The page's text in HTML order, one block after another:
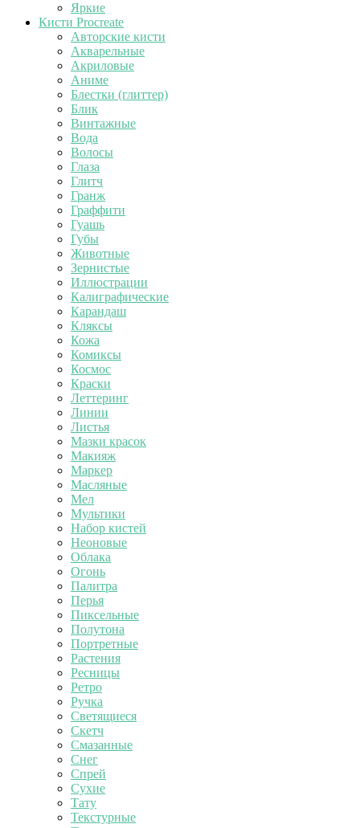
Яркие
Кисти Procreate
Авторские кисти
Акварельные
Акриловые
Аниме
Блестки (глиттер)
Блик
Винтажные
Вода
Волосы
Глаза
Глитч
Гранж
Граффити
Гуашь
Губы
Животные
Зернистые
Иллюстрации
Калиграфические
Карандаш
Кляксы
Кожа
Комиксы
Космос
Краски
Леттеринг
Линии
Листья
Мазки красок
Макияж
Маркер
Масляные
Мел
Мультики
Набор кистей
Неоновые
Облака
Огонь
Палитра
Перья
Пиксельные
Полутона
Портретные
Растения
Ресницы
Ретро
Ручка
Светящиеся
Скетч
Смазанные
Снег
Спрей
Сухие
Тату
Текстурные